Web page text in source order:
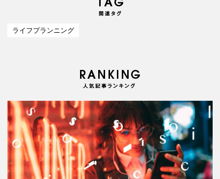
ライフプランニング